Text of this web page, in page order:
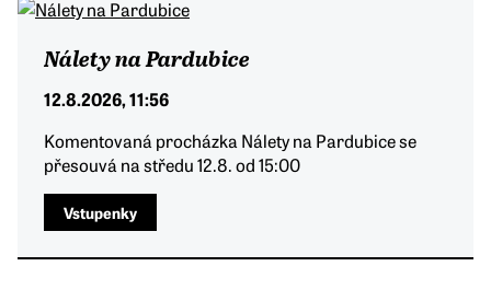
Nálety na Pardubice
12.8.2026, 11:56
Komentovaná procházka Nálety na Pardubice se
přesouvá na středu 12.8. od 15:00
Vstupenky